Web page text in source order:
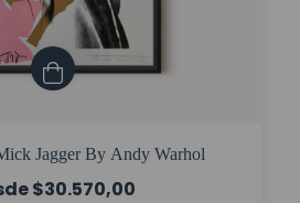
Jagger By Andy Warhol
$30.570,00